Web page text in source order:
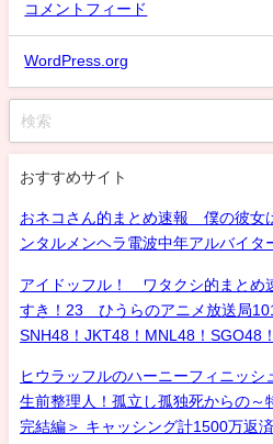
コメントフィード
WordPress.org
おすすめサイト
おネコさん的まとめ速報 僕の彼女
ンタルメンヘラ電波中年アルバイタ
アイドッフル！ ワタクシ的まと
すき！23 ひうらのアニメ放送局
SNH48！JKT48！MNL48！SGO48
ヒウラッフルのハーニーフィニッシ
生前整理人！孤立し孤独死からの～
完結編＞ キャッシング計1500万返